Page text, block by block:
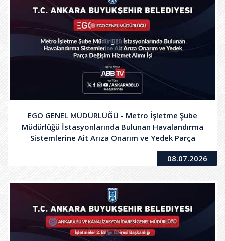
EGO GENEL MÜDÜRLÜĞÜ - Metro İşletme Şube
Müdürlüğü İstasyonlarında Bulunan Havalandırma
Sistemlerine Ait Arıza Onarım ve Yedek Parça
08.07.2026